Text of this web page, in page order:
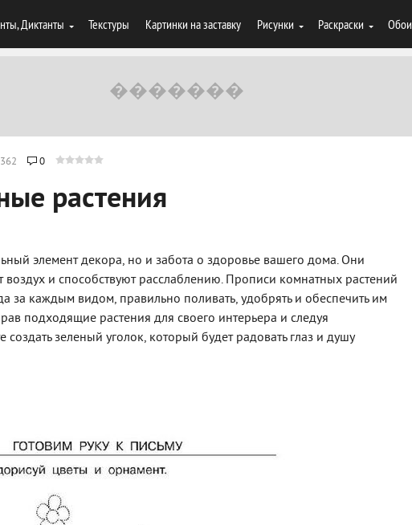
Диктанты Текстуры Картинки на заставку Рисунки Раскраски Обои
362 0
растения
элемент декора, но и забота о здоровье вашего дома. Они
и способствуют расслаблению. Прописи комнатных растений
за каждым видом, правильно поливать, удобрять и обеспечить им
подходящие растения для своего интерьера и следуя
зеленый уголок, который будет радовать глаз и душу